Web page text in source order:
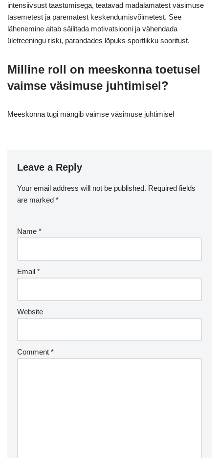
intensiivsust taastumisega, teatavad madalamatest väsimuse
tasemetest ja parematest keskendumisvõimetest. See
lähenemine aitab säilitada motivatsiooni ja vähendada
ületreeningu riski, parandades lõpuks sportlikku sooritust.
Milline roll on meeskonna toetusel
vaimse väsimuse juhtimisel?
Meeskonna tugi mängib vaimse väsimuse juhtimisel
Leave a Reply
Your email address will not be published. Required fields
are marked *
Name *
Email *
Website
Comment *